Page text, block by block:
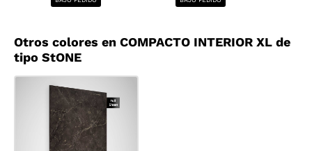
Otros colores en COMPACTO INTERIOR XL de
tipo StONE